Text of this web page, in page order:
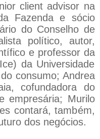
client advisor na
Fazenda e sócio
do Conselho de
político, autor,
e professor da
da Universidade
consumo; Andrea
cofundadora do
empresária; Murilo
contará, também,
dos negócios.